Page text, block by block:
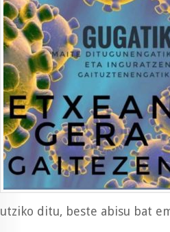
utziko ditu, beste abisu bat